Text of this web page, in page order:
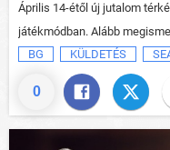
0
Április 14-étől új jutalom
játékmódban. Alább
BG
KÜLDETÉS